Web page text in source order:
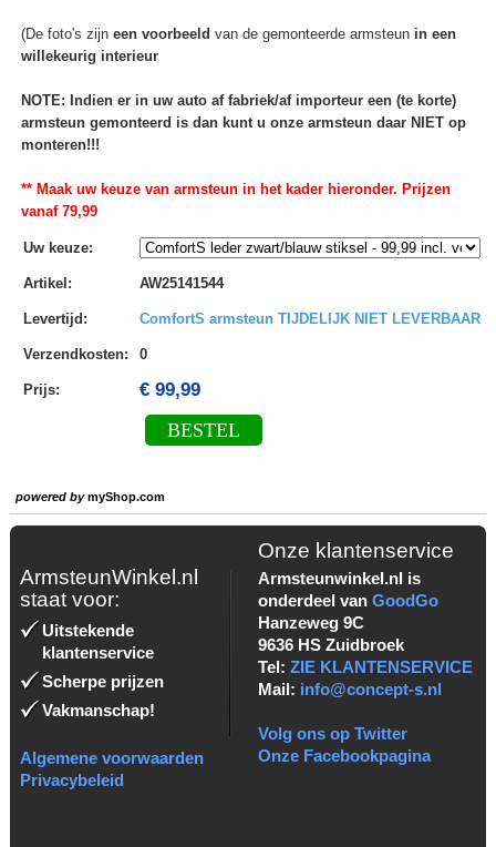
(De foto's zijn een voorbeeld van de gemonteerde armsteun in een
willekeurig interieur
NOTE: Indien er in uw auto af fabriek/af importeur een (te korte)
armsteun gemonteerd is dan kunt u onze armsteun daar NIET op
monteren!!!
** Maak uw keuze van armsteun in het kader hieronder. Prijzen
vanaf 79,99
Uw keuze:
Artikel : AW25141544
Levertijd : ComfortS armsteun TIJDELIJK NIET LEVERBAAR
Verzendkosten: 0
Prijs: € 99,99
BESTEL
powered bymyShop.com
ArmsteunWinkel.nl
staat voor:
Uitstekende
klantenservice
Scherpe prijzen
Vakmanschap!
Algemene voorwaarden
Privacybeleid
Onze klantenservice
Armsteunwinkel.nl is
onderdeel van GoodGo
Hanzeweg 9C
9636 HS Zuidbroek
Tel: ZIE KLANTENSERVICE
Mail: info@concept-s.nl
Volg ons op Twitter
Onze Facebookpagina